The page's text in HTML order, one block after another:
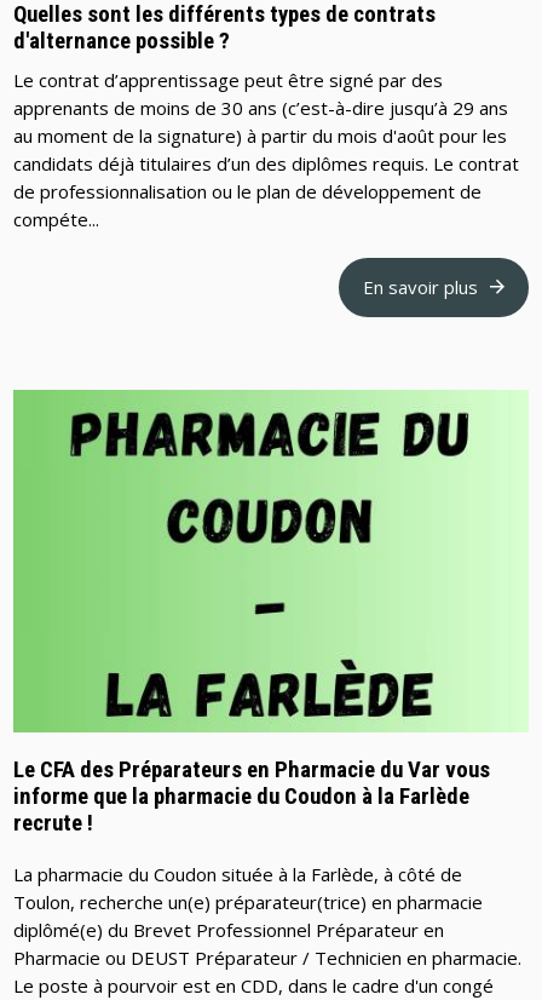
Quelles sont les différents types de contrats
d'alternance possible ?
Le contrat d’apprentissage peut être signé par des
apprenants de moins de 30 ans (c’est-à-dire jusqu’à 29 ans
au moment de la signature) à partir du mois d'août pour les
candidats déjà titulaires d’un des diplômes requis. Le contrat
de professionnalisation ou le plan de développement de
compéte...
En savoir plus
Le CFA des Préparateurs en Pharmacie du Var vous
informe que la pharmacie du Coudon à la Farlède
recrute !
La pharmacie du Coudon située à la Farlède, à côté de
Toulon, recherche un(e) préparateur(trice) en pharmacie
diplômé(e) du Brevet Professionnel Préparateur en
Pharmacie ou DEUST Préparateur / Technicien en pharmacie.
Le poste à pourvoir est en CDD, dans le cadre d'un congé